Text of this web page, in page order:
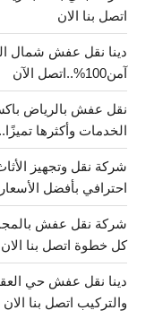
اتصل بنا الان
آمن100%..اتصل الآن
الخدمات وأكثرها
احترافي بأفضل الأسعار
كل خطوة اتصل بنا الان
والتركيب اتصل بنا الان